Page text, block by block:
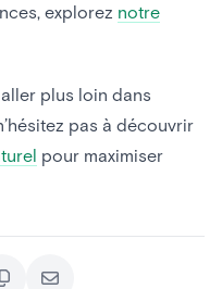
explorez notre
plus loin dans
pas à découvrir
pour maximiser